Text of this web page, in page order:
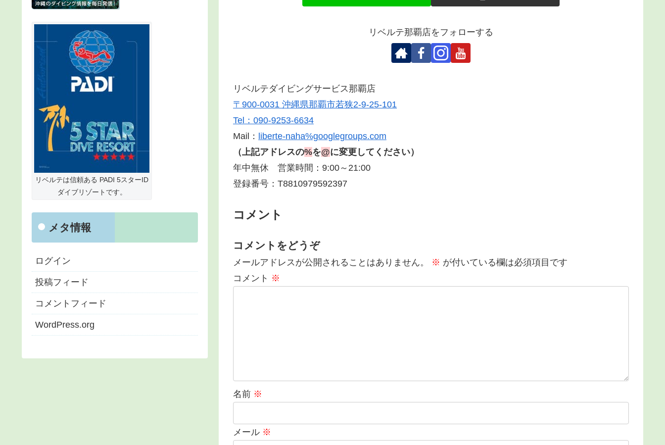
リベルテ那覇店をフォローする
リベルテダイビングサービス那覇店
〒900-0031 沖縄県那覇市若狭2-9-25-101
Tel：090-9253-6634
Mail： liberte-naha%googlegroups.com
（上記アドレスの%を@に変更してください）
年中無休 営業時間：9:00～21:00
登録番号：T8810979592397
コメント
コメントをどうぞ
メールアドレスが公開されることはありません。 ※ が付いている欄は必須項目です
コメント ※
名前 ※
メール ※
リベルテは信頼ある PADI 5スターID
ダイブリゾートです。
メタ情報
ログイン
投稿フィード
コメントフィード
WordPress.org